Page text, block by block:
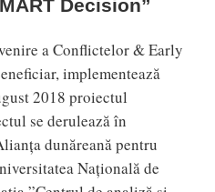
Decision”
a Conflictelor & Early
implementează
2018 proiectul
se derulează în
dunăreană pentru
Națională de